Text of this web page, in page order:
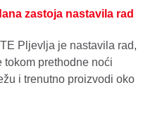
zastoja nastavila rad
Pljevlja je nastavila rad,
prethodne noći
i trenutno proizvodi oko